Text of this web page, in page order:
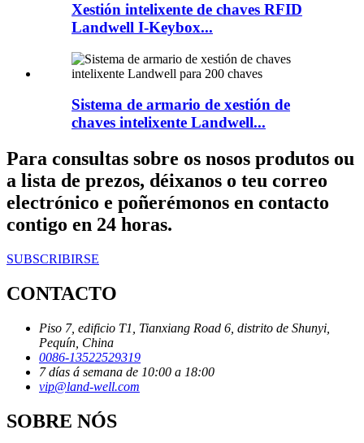
Xestión intelixente de chaves RFID
Landwell I-Keybox...
Sistema de armario de xestión de
chaves intelixente Landwell...
Para consultas sobre os nosos produtos ou
a lista de prezos, déixanos o teu correo
electrónico e poñerémonos en contacto
contigo en 24 horas.
SUBSCRIBIRSE
CONTACTO
Piso 7, edificio T1, Tianxiang Road 6, distrito de Shunyi,
Pequín, China
0086-13522529319
7 días á semana de 10:00 a 18:00
vip@land-well.com
SOBRE NÓS